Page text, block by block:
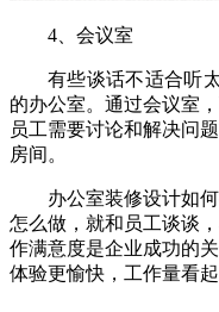
4、会议室
有些谈话不适合听
的办公室。通过会议室
员工需要讨论和解决问
房间。
办公室装修设计如
怎么做，就和员工谈谈
作满意度是企业成功的
体验更愉快，工作量看起